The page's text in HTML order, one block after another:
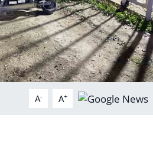
A- A+